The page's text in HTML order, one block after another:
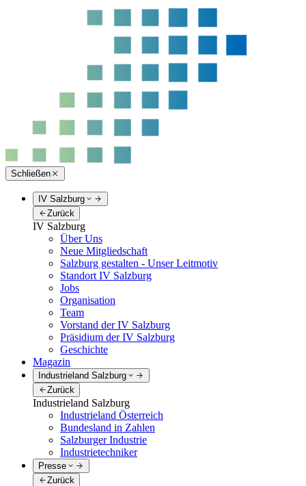
Schließen
IV Salzburg
Zurück
IV Salzburg
Über Uns
Neue Mitgliedschaft
Salzburg gestalten - Unser Leitmotiv
Standort IV Salzburg
Jobs
Organisation
Team
Vorstand der IV Salzburg
Präsidium der IV Salzburg
Geschichte
Magazin
Industrieland Salzburg
Zurück
Industrieland Salzburg
Industrieland Österreich
Bundesland in Zahlen
Salzburger Industrie
Industrietechniker
Presse
Zurück